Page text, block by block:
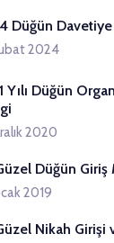
Düğün
2024
Yılı Düğün
2020
Düğün Giriş
2019
Nikah Girişi